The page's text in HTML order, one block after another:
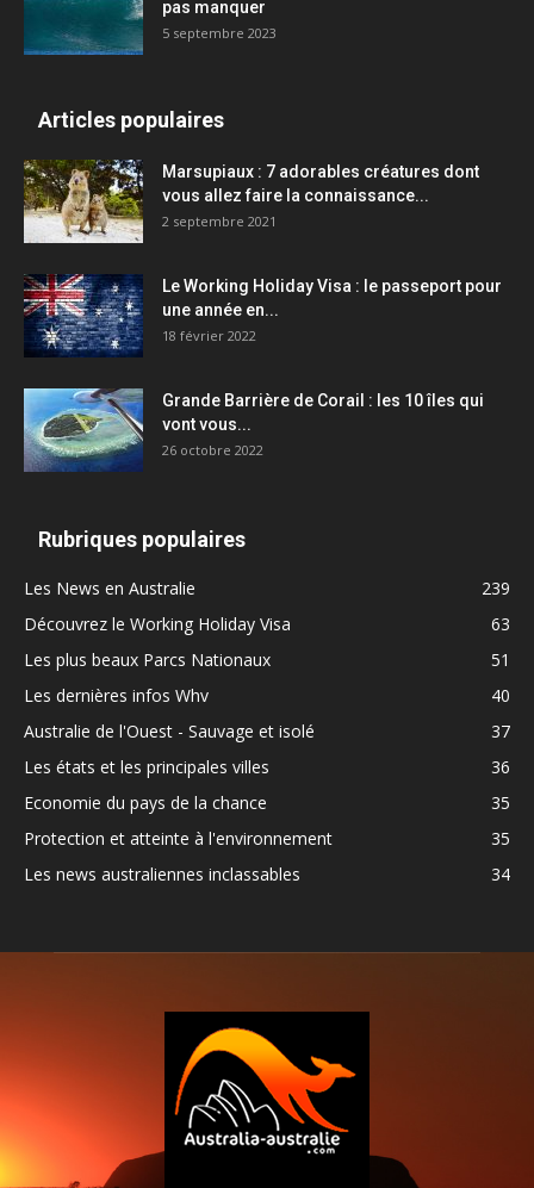
pas manquer
5 septembre 2023
Articles populaires
Marsupiaux : 7 adorables créatures dont
vous allez faire la connaissance...
2 septembre 2021
Le Working Holiday Visa : le passeport pour
une année en...
18 février 2022
Grande Barrière de Corail : les 10 îles qui
vont vous...
26 octobre 2022
Rubriques populaires
Les News en Australie
239
Découvrez le Working Holiday Visa
63
Les plus beaux Parcs Nationaux
51
Les dernières infos Whv
40
Australie de l'Ouest - Sauvage et isolé
37
Les états et les principales villes
36
Economie du pays de la chance
35
Protection et atteinte à l'environnement
35
Les news australiennes inclassables
34